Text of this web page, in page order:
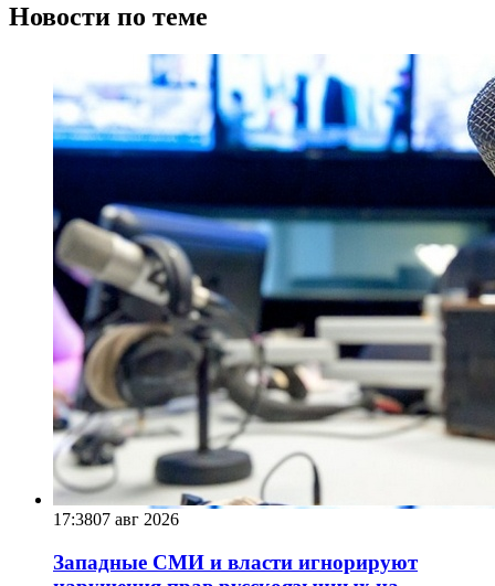
Новости по теме
17:3807 авг 2026
Западные СМИ и власти игнорируют